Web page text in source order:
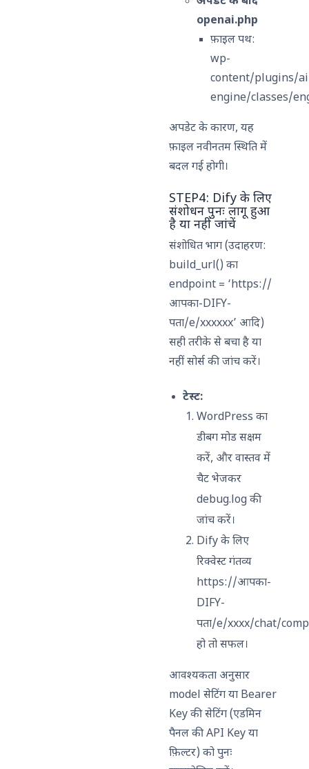
openai.php
फ़ाइल पथ:
wp-
content/plugins/
engine/classes/
अपडेट के कारण, यह
फ़ाइल नवीनतम स्थिति में
बदल गई होगी।
STEP4: Dify के लिए
संशोधन पुनः लागू हुआ
है या नहीं जांचें
संशोधित भाग (उदाहरण:
build_url() का
endpoint = ‘https://
आपका-DIFY-
पता/e/xxxxxx’ आदि)
सही तरीके से बचा है या
नहीं सोर्स की जांच करें।
टेस्ट:
WordPress का
डीबग मोड सक्षम
करें, और वास्तव में
चैट भेजकर
debug.log की
जांच करें।
Dify के लिए
रिक्वेस्ट गंतव्य
https://आपका-
DIFY-
पता/e/xxxx/chat/
हो तो सफल।
आवश्यकता अनुसार
model सेटिंग या Bearer
Key की सेटिंग (एडमिन
पैनल की API Key या
फ़िल्टर) को पुनः